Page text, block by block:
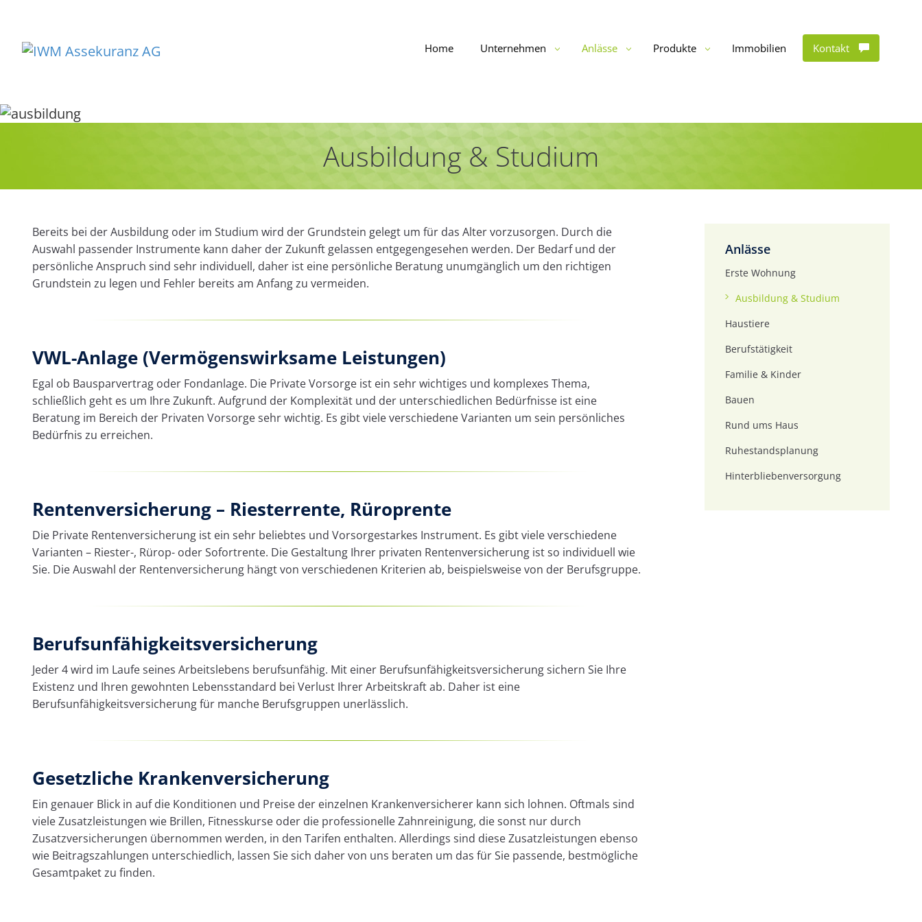
Home Unternehmen Anlässe Produkte Immobilien Kontakt
Ausbildung & Studium
Bereits bei der Ausbildung oder im Studium wird der Grundstein gelegt um für das Alter vorzusorgen. Durch die
Auswahl passender Instrumente kann daher der Zukunft gelassen entgegengesehen werden. Der Bedarf und der
persönliche Anspruch sind sehr individuell, daher ist eine persönliche Beratung unumgänglich um den richtigen
Grundstein zu legen und Fehler bereits am Anfang zu vermeiden.
VWL-Anlage (Vermögenswirksame Leistungen)
Egal ob Bausparvertrag oder Fondanlage. Die Private Vorsorge ist ein sehr wichtiges und komplexes Thema,
schließlich geht es um Ihre Zukunft. Aufgrund der Komplexität und der unterschiedlichen Bedürfnisse ist eine
Beratung im Bereich der Privaten Vorsorge sehr wichtig. Es gibt viele verschiedene Varianten um sein persönliches
Bedürfnis zu erreichen.
Rentenversicherung – Riesterrente, Rüroprente
Die Private Rentenversicherung ist ein sehr beliebtes und Vorsorgestarkes Instrument. Es gibt viele verschiedene
Varianten – Riester-, Rürop- oder Sofortrente. Die Gestaltung Ihrer privaten Rentenversicherung ist so individuell wie
Sie. Die Auswahl der Rentenversicherung hängt von verschiedenen Kriterien ab, beispielsweise von der Berufsgruppe.
Berufsunfähigkeits­versicherung
Jeder 4 wird im Laufe seines Arbeitslebens berufsunfähig. Mit einer Berufsunfähigkeitsversicherung sichern Sie Ihre
Existenz und Ihren gewohnten Lebensstandard bei Verlust Ihrer Arbeitskraft ab. Daher ist eine
Berufsunfähigkeitsversicherung für manche Berufsgruppen unerlässlich.
Gesetzliche Krankenversicherung
Ein genauer Blick in auf die Konditionen und Preise der einzelnen Krankenversicherer kann sich lohnen. Oftmals sind
viele Zusatzleistungen wie Brillen, Fitnesskurse oder die professionelle Zahnreinigung, die sonst nur durch
Zusatzversicherungen übernommen werden, in den Tarifen enthalten. Allerdings sind diese Zusatzleistungen ebenso
wie Beitragszahlungen unterschiedlich, lassen Sie sich daher von uns beraten um das für Sie passende, bestmögliche
Gesamtpaket zu finden.
Anlässe
Erste Wohnung
Ausbildung & Studium
Haustiere
Berufstätigkeit
Familie & Kinder
Bauen
Rund ums Haus
Ruhestandsplanung
Hinterbliebenversorgung